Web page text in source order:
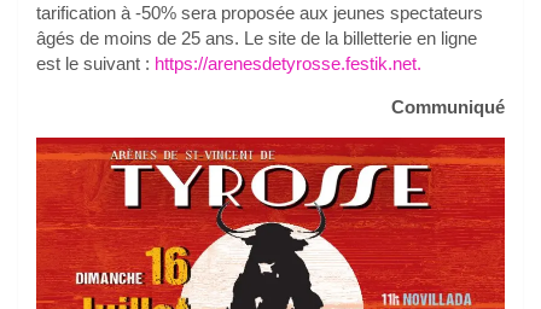
tarification à -50% sera proposée aux jeunes spectateurs
âgés de moins de 25 ans. Le site de la billetterie en ligne
est le suivant : https://arenesdetyrosse.festik.net.
Communiqué